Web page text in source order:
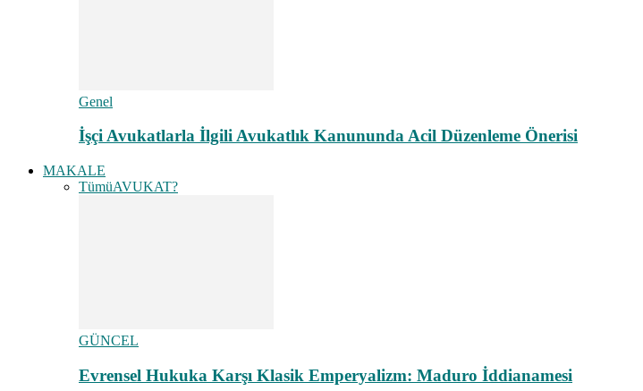
Genel
İşçi Avukatlarla İlgili Avukatlık Kanununda Acil Düzenleme Önerisi
MAKALE
TümüAVUKAT?
GÜNCEL
Evrensel Hukuka Karşı Klasik Emperyalizm: Maduro İddianamesi